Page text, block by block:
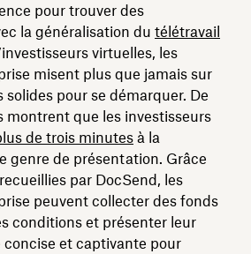
pour trouver des
la généralisation du télétravail
virtuelles, les
misent plus que jamais sur
pour se démarquer. De
montrent que les investisseurs
de trois minutes à la
genre de présentation. Grâce
par DocSend, les
peuvent collecter des fonds
conditions et présenter leur
concise et captivante pour